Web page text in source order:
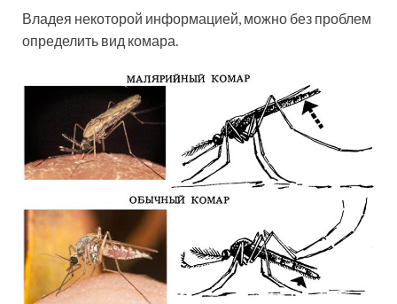
Владея некоторой информацией, можно без проблем
определить вид комара.